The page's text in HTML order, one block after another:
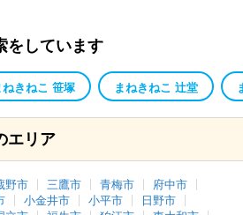
をしています
ねきねこ 笹塚 まねきねこ 辻堂
エリア
野市 三鷹市 青梅市
府中市
小金井市 小平市
日野市